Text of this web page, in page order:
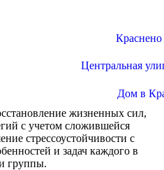
жизненных сил,
с учетом сложившейся
стрессоустойчивости с
и задач каждого в
группы.